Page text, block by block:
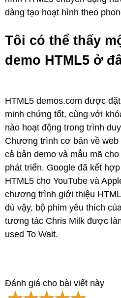
dàng tạo hoạt hình theo
Tôi có thể thấy
demo HTML5 ở
HTML5 demos.com được
minh chứng tốt, cùng với
nào hoạt động trong trình
Chương trình cơ bản về
cả bản demo và mẫu mã
phát triển. Google đã kết
HTML5 cho YouTube và
chương trình giới thiệu
dù vậy, bộ phim yêu thích
tương tác Chris Milk được
used To Wait.
Đánh giá cho bài viết này